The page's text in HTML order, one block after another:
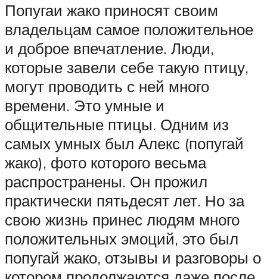
Попугаи жако приносят своим
владельцам самое положительное
и доброе впечатление. Люди,
которые завели себе такую птицу,
могут проводить с ней много
времени. Это умные и
общительные птицы. Одним из
самых умных был Алекс (попугай
жако), фото которого весьма
распространены. Он прожил
практически пятьдесят лет. Но за
свою жизнь принес людям много
положительных эмоций, это был
попугай жако, отзывы и разговоры о